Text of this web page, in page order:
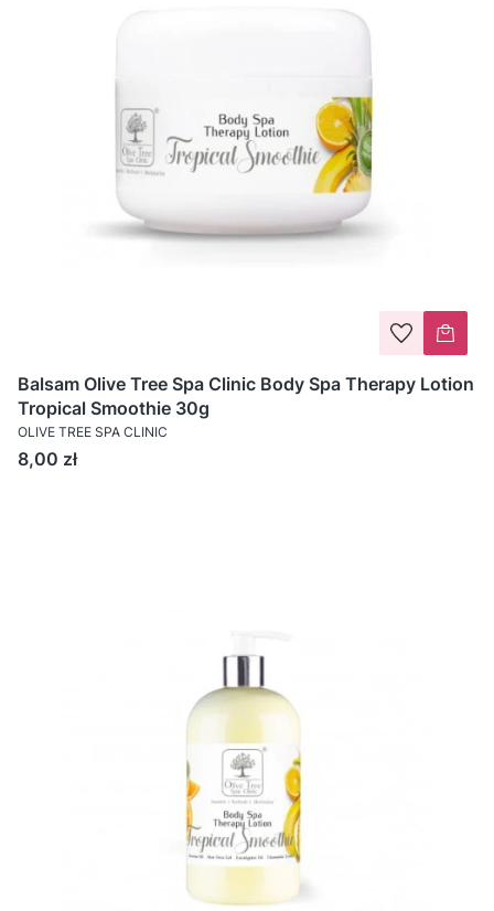
Balsam Olive Tree Spa Clinic Body Spa Therapy Lotion
Tropical Smoothie 30g
OLIVE TREE SPA CLINIC
Cena
8,00 zł